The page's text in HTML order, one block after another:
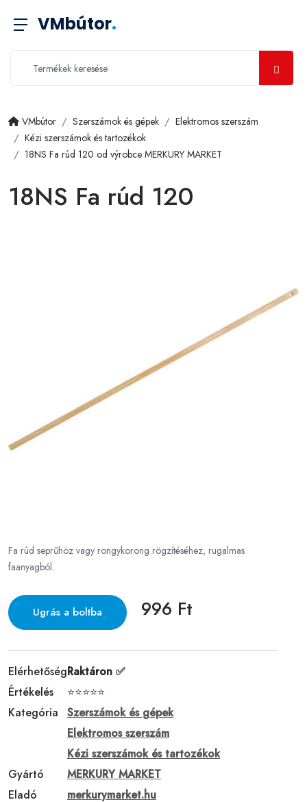
VMbútor.
VMbútor Szerszámok és gépek
Elektromos szerszám
Kézi szerszámok és tartozékok
18NS Fa rúd 120 od výrobce MERKURY MARKET
18NS Fa rúd 120
Fa rúd seprűhöz vagy rongykorong rögzítéséhez, rugalmas
faanyagból.
Ugrás a boltba 996 Ft
ElérhetőségRaktáron ✅
Értékelés
⭐⭐⭐⭐⭐
Kategória
Szerszámok és gépek
Elektromos szerszám
Kézi szerszámok és tartozékok
Gyártó
MERKURY MARKET
Eladó
merkurymarket.hu